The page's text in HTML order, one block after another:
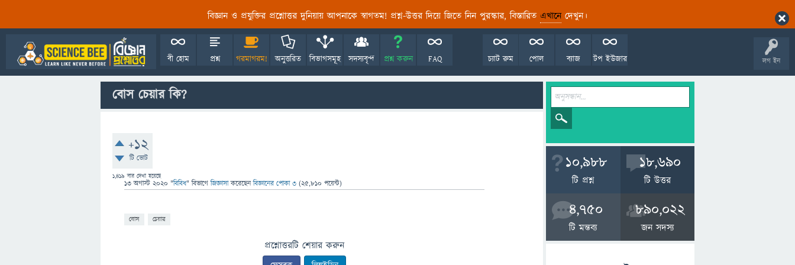
বিজ্ঞান ও প্রযুক্তির প্রশ্নোত্তর দুনিয়ায় আপনাকে স্বাগতম! প্রশ্ন-উত্তর দিয়ে জিতে নিন পুরস্কার, বিস্তারিত এখানেদেখুন।
লগ ইন
বী হোম প্রশ্ন গরমাগরম! অনুত্তরিত বিভাগসমূহ সদস্যবৃন্দ প্রশ্ন করুন FAQ টপ ইউজার
ব্যাজ
পোল
চ্যাট রুম
বোস চেয়ার কি?
+12
টি ভোট
1,419 বার দেখা হয়েছে
13 অগাস্ট 2020 "বিবিধ" বিভাগে জিজ্ঞাসাকরেছেনবিজ্ঞানের পোকা ৩ (25,810 পয়েন্ট)
বোস চেয়ার
প্রশ্নোত্তরটি শেয়ার করুন
10,988
টি প্রশ্ন
18,690
টি উত্তর
4,750
টি মন্তব্য
890,022
জন সদস্য